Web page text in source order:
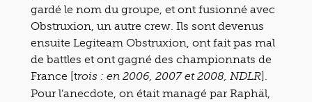
gardé le nom du groupe, et ont fusionné avec
Obstruxion, un autre crew. Ils sont devenus
ensuite Legiteam Obstruxion, ont fait pas mal
de battles et ont gagné des championnats de
France [trois : en 2006, 2007 et 2008, NDLR].
Pour l’anecdote, on était managé par Raphäl,